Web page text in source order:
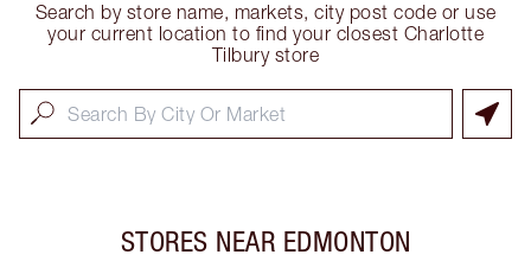
Search by store name, markets, city post code or use
your current location to find your closest Charlotte
Tilbury store
STORES NEAR EDMONTON